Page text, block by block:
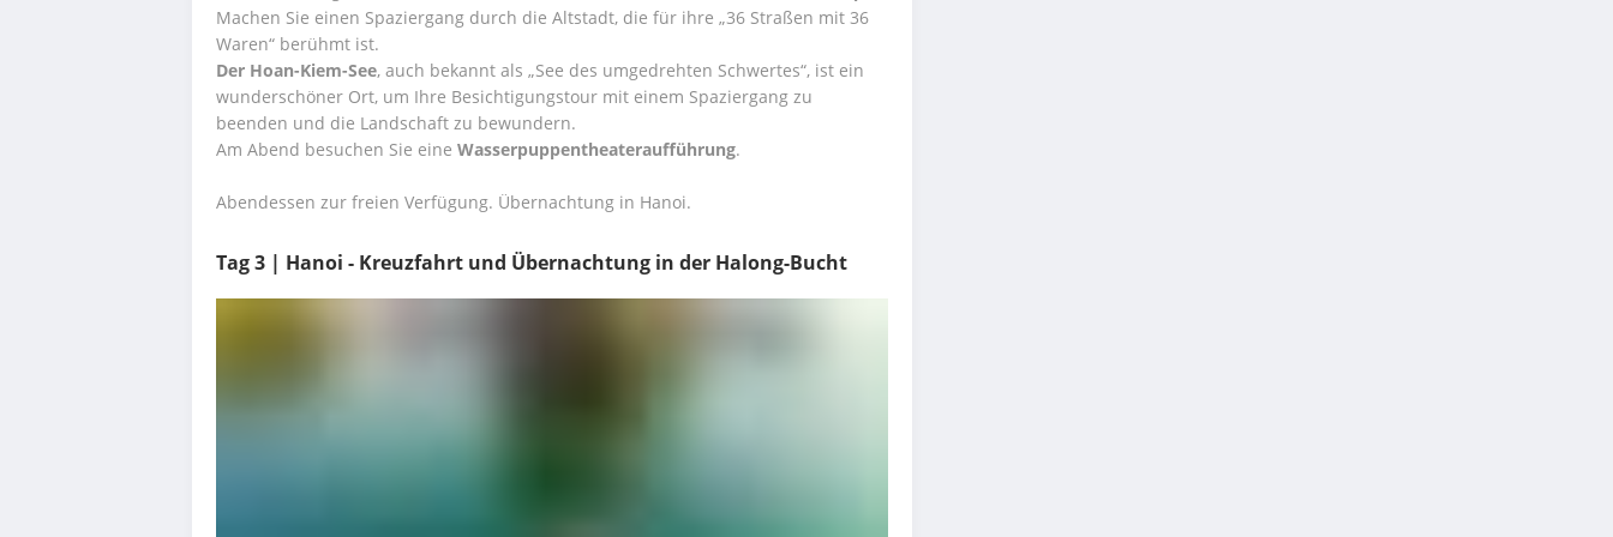
Machen Sie einen Spaziergang durch die Altstadt, die für ihre „36 Straßen mit 36
Waren“ berühmt ist.
Der Hoan-Kiem-See, auch bekannt als „See des umgedrehten Schwertes“, ist ein
wunderschöner Ort, um Ihre Besichtigungstour mit einem Spaziergang zu
beenden und die Landschaft zu bewundern.
Am Abend besuchen Sie eine Wasserpuppentheateraufführung.
Abendessen zur freien Verfügung. Übernachtung in Hanoi.
Tag 3 | Hanoi - Kreuzfahrt und Übernachtung in der Halong-Bucht